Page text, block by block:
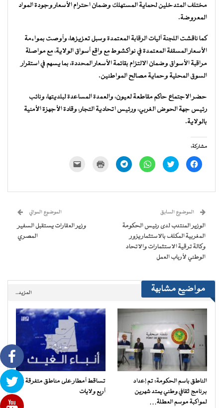
مختلف المتدخلين لحماية المستهلك وضمان احترام الأسعار وجودة المواد
المعروضة.
كما ناقشت اللجنة آليات الرقابة المعتمدة وسبل تعزيزها، وأوصت بمواءمة
الأسعار المسقفة المعتمدة في نواكشوط مع واقع أسواق الولاية، مع مواصلة
مراقبة الأسواق وضمان الالتزام بقائمة الأسعار المحددة، بما يسهم في استقرار
السوق المحلية وحماية مصالح المواطنين.
حضر الاجتماع حاكم مقاطعة لعيون، والعمدة المساعدة لبلديتها، ونائب
رئيس جهة الحوض الغربي، ورئيس اتحادية التجار، وقادة الأجهزة الأمنية
بالولاية.
مشاركة:
انقر
للمشاركة
في
اضغط
للمشاركة
في
انقر
للمشاركة
في
انقر
للمشاركة
في
للطباعة
جديدة) الإلكتروني
نافذة
جديدة)
الموضوع السابق
الوزير المنتدب لدى رئيس الحكومة
المغربية المكلف بالاستثمار يزور
وكالة ترقية الاستثمارات والاتحاد
الوطني لأرباب العمل
الموضوع الموالي
وزير العقارات يستقبل السفير
المصري
مواضيع مشابهة المزيد..
الناطق باسم الحكومة: تم إعداد
برنامج ثقافي وطني يمتد شهرين
لمواكبة موسم العطلة…
تساقط أمطار على مناطق متفرقة في
أربع ولايات